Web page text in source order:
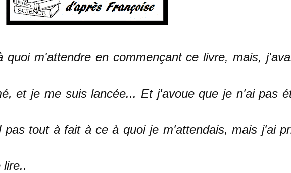
quoi m'attendre en commençant ce livre, mais,
et je me suis lancée... Et j'avoue que je n'ai pas
pas tout à fait à ce à quoi je m'attendais, mais j'ai
lire..